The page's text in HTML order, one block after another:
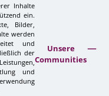
Inhalte
ein.
Bilder,
werden
und
der
und
Unsere
Communities